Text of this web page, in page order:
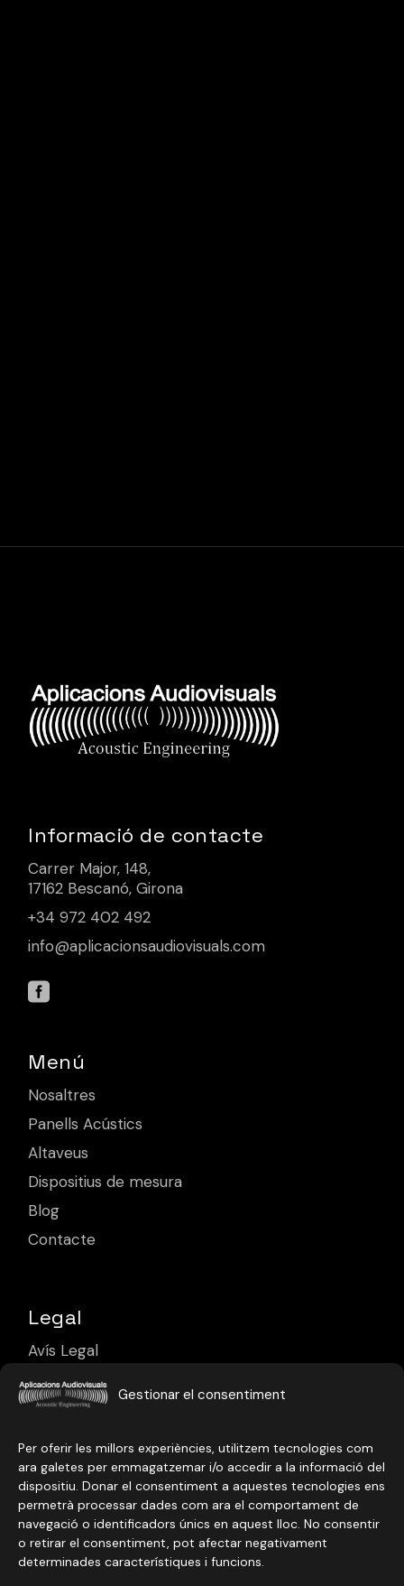
Gestionar el consentiment
Per oferir les millors experiències, utilitzem tecnologies com
ara galetes per emmagatzemar i/o accedir a la informació del
dispositiu. Donar el consentiment a aquestes tecnologies ens
permetrà processar dades com ara el comportament de
navegació o identificadors únics en aquest lloc. No consentir
o retirar el consentiment, pot afectar negativament
determinades característiques i funcions.
Informació de contacte
Carrer Major, 148,
17162 Bescanó, Girona
+34 972 402 492
info@aplicacionsaudiovisuals.com
Menú
Nosaltres
Panells Acústics
Altaveus
Dispositius de mesura
Blog
Contacte
Legal
Avís Legal
Política de Privacitat
Política de Cookies